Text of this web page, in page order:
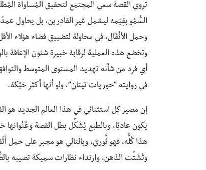
السُّمُو بقِيَمه ليشمل غير القادرين، بل يحاول
وحمل الأثْقَال، في محاولة لتضييق فضاء هؤلاء
وتخضع هذه العملية لرقابة خبيرة شئون الإعاقة
أي فرد من شأنه تهديد المستوى المتوسط
في روايته “حوريات تيتان”، ولو أنها أكثر حَبْكة.
إن مصير كل استثنائي في هذا العالم الجديد هو
يكون عاديًا، وبالطبع يُشَكِّل بطل القصة وعُنْوانها
وتُشَتِّت الذهن، وارتداء نظارات سميكة تصيبه